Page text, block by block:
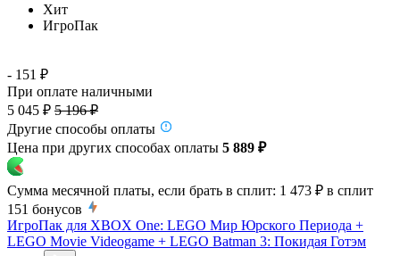
Хит
ИгроПак
- 151 ₽
При оплате наличными
5 045 ₽ 5 196 ₽
Другие способы оплаты
Цена при других способах оплаты 5 889 ₽
Сумма месячной платы, если брать в сплит: 1 473 ₽ в сплит
151 бонусов
ИгроПак для XBOX One: LEGO Мир Юрского Периода +
LEGO Movie Videogame + LEGO Batman 3: Покидая Готэм